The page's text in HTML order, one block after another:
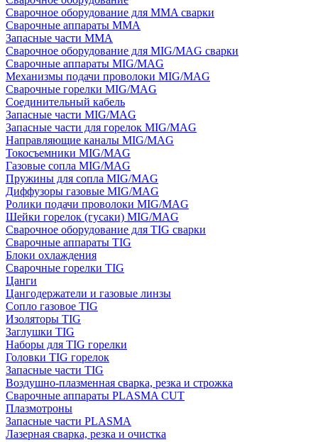
Сварочное оборудование для MMA сварки
Сварочные аппараты MMA
Запасные части MMA
Сварочное оборудование для MIG/MAG сварки
Сварочные аппараты MIG/MAG
Механизмы подачи проволоки MIG/MAG
Сварочные горелки MIG/MAG
Соединительный кабель
Запасные части MIG/MAG
Запасные части для горелок MIG/MAG
Направляющие каналы MIG/MAG
Токосъемники MIG/MAG
Газовые сопла MIG/MAG
Пружины для сопла MIG/MAG
Диффузоры газовые MIG/MAG
Ролики подачи проволоки MIG/MAG
Шейки горелок (гусаки) MIG/MAG
Сварочное оборудование для TIG сварки
Сварочные аппараты TIG
Блоки охлаждения
Сварочные горелки TIG
Цанги
Цангодержатели и газовые линзы
Сопло газовое TIG
Изоляторы TIG
Заглушки TIG
Наборы для TIG горелки
Головки TIG горелок
Запасные части TIG
Воздушно-плазменная сварка, резка и строжка
Сварочные аппараты PLASMA CUT
Плазмотроны
Запасные части PLASMA
Лазерная сварка, резка и очистка